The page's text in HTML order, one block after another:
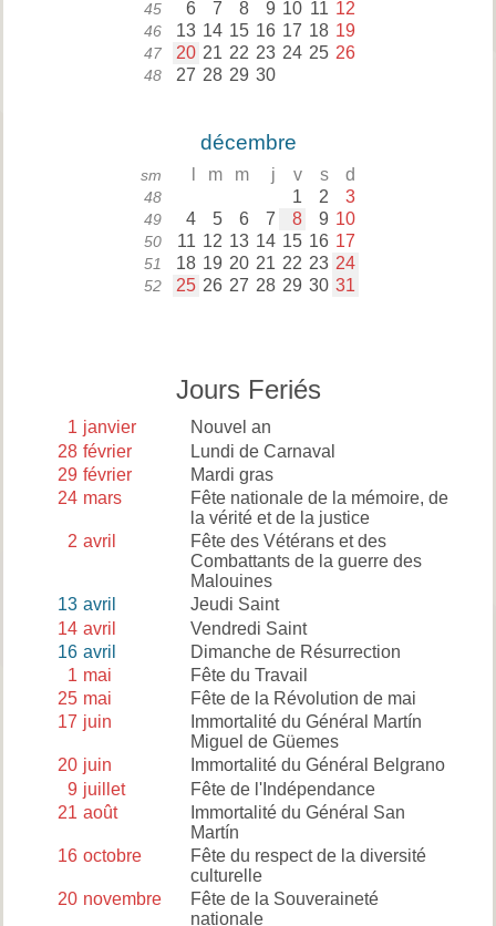
45 6 7 8 9 10 11 12
46 13 14 15 16 17 18 19
47 20 21 22 23 24 25 26
48 27 28 29 30
décembre
sm m m j v s d
48 1 2 3
49 4 5 6 7 8 9 10
50 11 12 13 14 15 16 17
51 18 19 20 21 22 23 24
52 25 26 27 28 29 30 31
Jours Feriés
1 janvier
Nouvel an
28 février
Lundi de Carnaval
29 février
Mardi gras
24 mars
Fête nationale de la mémoire, de
la vérité et de la justice
2 avril
Fête des Vétérans et des
Combattants de la guerre des
Malouines
13 avril
Jeudi Saint
14 avril
Vendredi Saint
16 avril
Dimanche de Résurrection
1 mai
Fête du Travail
25 mai
Fête de la Révolution de mai
17 juin
Immortalité du Général Martín
Miguel de Güemes
20 juin
Immortalité du Général Belgrano
9 juillet
Fête de l'Indépendance
21 août
Immortalité du Général San
Martín
16 octobre
Fête du respect de la diversité
culturelle
20 novembre
Fête de la Souveraineté
nationale